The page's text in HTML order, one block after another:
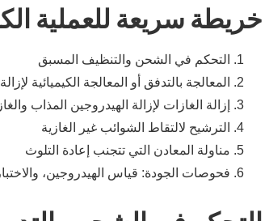
خريطة سريعة للعملية
التحكم في الشحن والتنظيف المسبق
المعالجة بالتدفق أو المعالجة الكيميائية
إزالة الغازات لإزالة الهيدروجين المذاب
الترشيح لالتقاط الشوائب غير الغازية
مناولة المعادن التي تتجنب إعادة التلوث
فحوصات الجودة: قياس الهيدروجين،